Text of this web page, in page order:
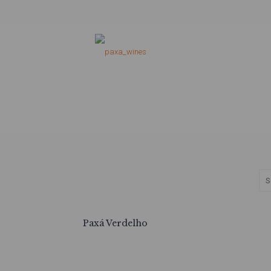
Paxá Verdelho